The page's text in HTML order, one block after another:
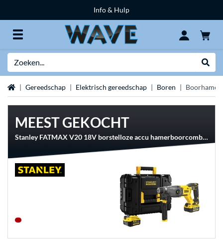
Info & Hulp
HomeGereedschap Elektrisch gereedschap Boren
MEEST GEKOCHT
Stanley FATMAX V20 18V borstelloze accu hamerboorcombokit boorhamer